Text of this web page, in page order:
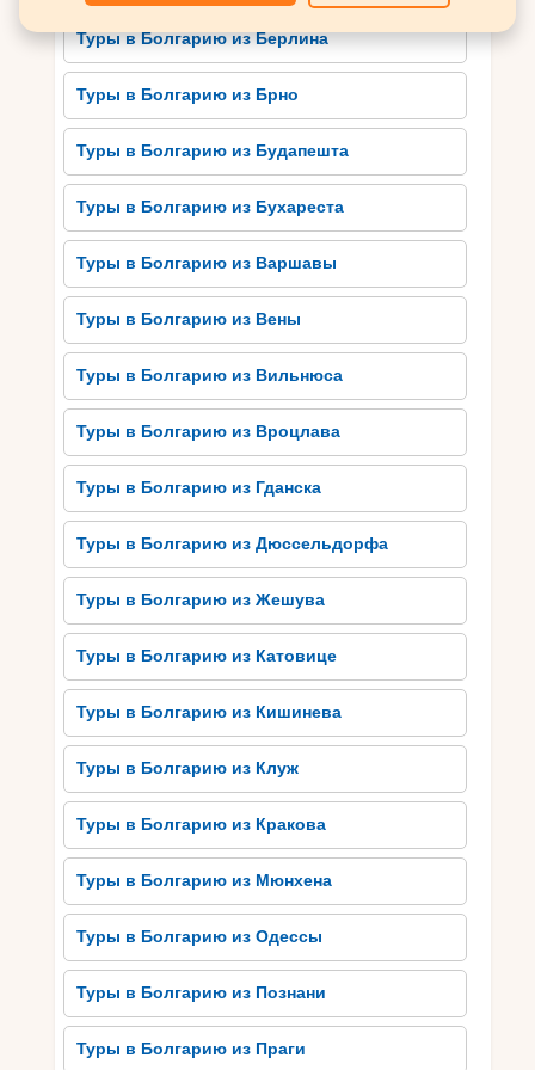
центрами. Кроме того, солнечный берег имеет
широкий выбор ресторанов, кафе и ночных
клубов, где можно отведать вкусную местную
кухню и потанцевать до утра. Вечера на
Солнечном берегу всегда наполнены музыкой,
развлечениями и непревзойденной
атмосферой, гарантирующей незабываемое
семейное развлечение.
Культурные сокровища
Солнечного берега:
исследование истории и
искусства
Солнечный берег, кроме своих великолепных
пляжей и развлекательных возможностей,
также предлагает посетителям множество
культурных сокровищ. Этот курортный район
дает уникальную возможность исследовать
историю и искусство. Один из самых
популярных культурных объектов на Солнечном
берегу – древнегреческий археологический
комплекс Несебр, который включен в Список
мирового наследия ЮНЕСКО. Здесь вы сможете
увидеть древнегреческие стелы, храмы и
другие остатки прошлых эпох.
Кроме того район славится также своими
музеями, где вы сможете познакомиться с
уникальными коллекциями искусства,
археологическими находками и народной
культурой Болгарии. Вы также можете принять
участие в организованных экскурсиях, которые
пройдут через самые интересные музеи и
исторического и культурного богатства
Солнечного берега гарантирует незабываемое
искусства.
Туры в Болгарию из Берлина
Туры в Болгарию из Брно
Туры в Болгарию из Будапешта
Туры в Болгарию из Бухареста
Туры в Болгарию из Варшавы
Туры в Болгарию из Вены
Туры в Болгарию из Вильнюса
Туры в Болгарию из Вроцлава
Туры в Болгарию из Гданска
Туры в Болгарию из Дюссельдорфа
Туры в Болгарию из Жешува
Туры в Болгарию из Катовице
Туры в Болгарию из Кишинева
Туры в Болгарию из Клуж
Туры в Болгарию из Кракова
Туры в Болгарию из Мюнхена
Туры в Болгарию из Одессы
Туры в Болгарию из Познани
Туры в Болгарию из Праги